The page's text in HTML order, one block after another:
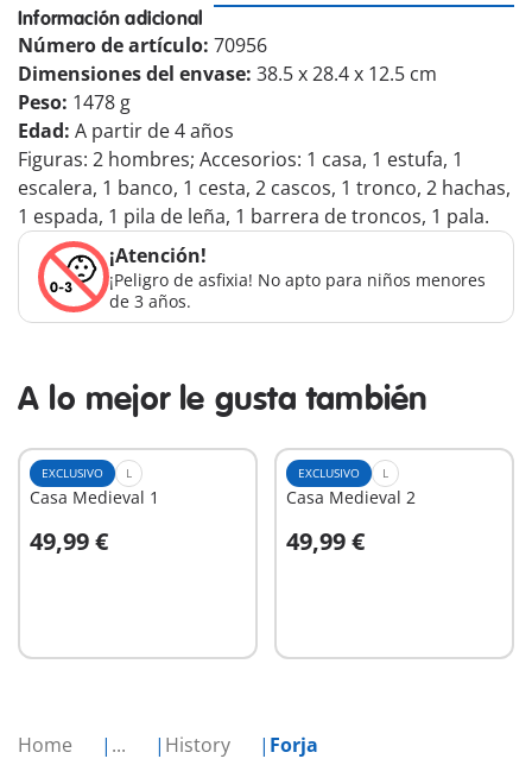
Home ... History Forja
Información adicional
Número de artículo: 70956
Dimensiones del envase: 38.5 x 28.4 x 12.5 cm
Peso: 1478 g
Edad: A partir de 4 años
Figuras: 2 hombres; Accesorios: 1 casa, 1 estufa, 1
escalera, 1 banco, 1 cesta, 2 cascos, 1 tronco, 2 hachas,
1 espada, 1 pila de leña, 1 barrera de troncos, 1 pala.
¡Atención!
¡Peligro de asfixia! No apto para niños menores
de 3 años.
A lo mejor le gusta también
EXCLUSIVO L
Casa Medieval 1
49,99 €
A la cesta
EXCLUSIVO L
Casa Medieval 2
49,99 €
A la cesta